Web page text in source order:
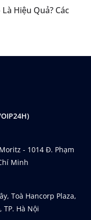
Hiệu Quả? Các
- 1014 Đ. Phạm
Minh
Toà Hancorp Plaza,
Hà Nội